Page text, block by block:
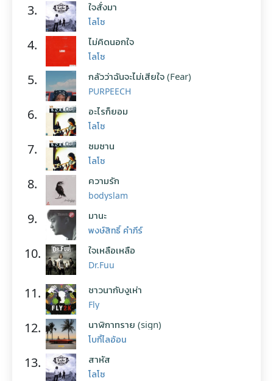
3. ใจสั่งมา
โลโซ
4. ไม่คิดนอกใจ
โลโซ
5. กลัวว่าฉันจะไม่เสียใจ (Fear)
PURPEECH
6. อะไรก็ยอม
โลโซ
7. ซมซาน
โลโซ
8. ความรัก
bodyslam
9. มานะ
พงษ์สิทธิ์ คำภีร์
10. ใจเหลือเหลือ
Dr.Fuu
11. ชาวนากับงูเห่า
Fly
12. นาฬิกาทราย (sign)
โบกี้ไลอ้อน
13. สาหัส
โลโซ